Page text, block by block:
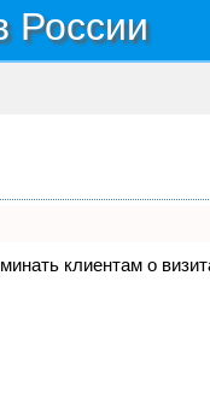
России
клиентам о